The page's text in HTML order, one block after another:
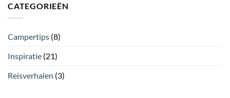
CATEGORIEËN
Campertips (8)
Inspiratie (21)
Reisverhalen (3)